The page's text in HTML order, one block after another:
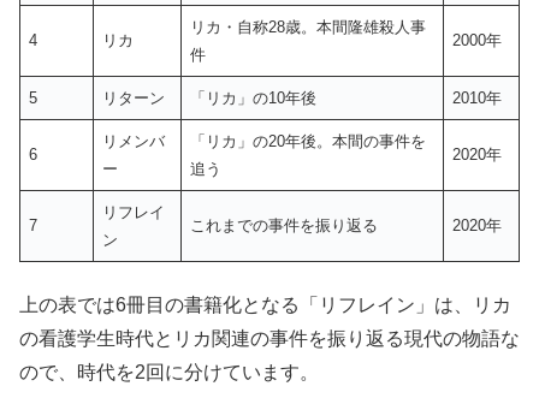
4 リカ
リカ・自称28歳。本間隆雄殺人事
件
2000年
5 リターン 「リカ」の10年後 2010年
6
リメンバ
ー
「リカ」の20年後。本間の事件を
追う
2020年
7
リフレイ
ン
これまでの事件を振り返る 2020年
上の表では6冊目の書籍化となる「リフレイン」は、リカ
の看護学生時代とリカ関連の事件を振り返る現代の物語な
ので、時代を2回に分けています。